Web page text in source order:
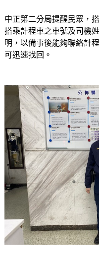
中正第二分局提醒民眾，
搭乘計程車之車號及司機
明，以備事後能夠聯絡計
可迅速找回。